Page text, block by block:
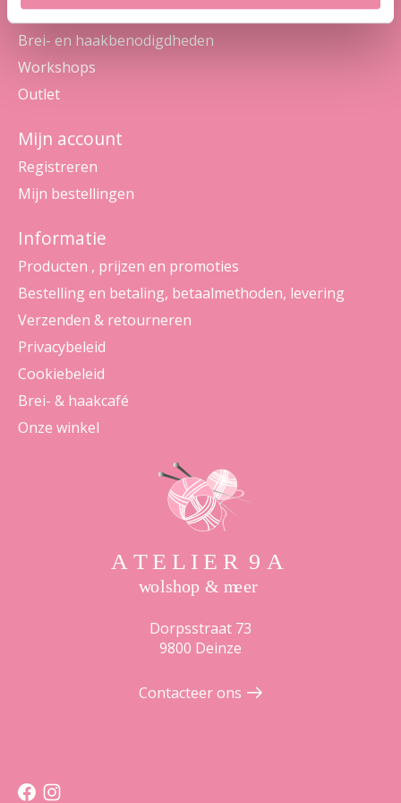
Pakketten
Brei- en haakbenodigdheden
Workshops
Outlet
Mijn account
Registreren
Mijn bestellingen
Informatie
Producten , prijzen en promoties
Bestelling en betaling, betaalmethoden, levering
Verzenden & retourneren
Privacybeleid
Cookiebeleid
Brei- & haakcafé
Onze winkel
Dorpsstraat 73
9800 Deinze
Contacteer ons